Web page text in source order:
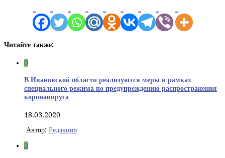
Читайте также:
0
В Ивановской области реализуются меры в рамках
специального режима по предупреждению распространения
коронавируса
18.03.2020
Автор: Редакция
0